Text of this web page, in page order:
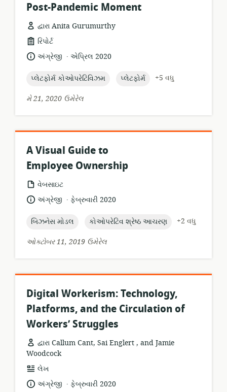
Post-Pandemic Moment
દ્વારા Anita Gurumurthy
સંસાધન
બંધારણ:
રિપોર્ટ
ભાષા:અંગ્રેજી .
પ્રકાશન
એપ્રિલ 2020
topic:
પ્લેટફોર્મ કોઓપરેટિવિઝમ topic:
પ્લેટફોર્મ
+5 વધુ
મે 21, 2020 ઉમેરેલ
A Visual Guide to
Employee Ownership
સંસાધન
બંધારણ:
વેબસાઇટ
ભાષા:અંગ્રેજી .
પ્રકાશન
ફેબ્રુવારી 2020
topic:
બિઝનેસ મોડલ topic:
કોઓપરેટિવ શ્રેષ્ઠ આચરણ
+2 વધુ
ઓક્ટોબર 11, 2019 ઉમેરેલ
Digital Workerism: Technology,
Platforms, and the Circulation of
Workers’ Struggles
દ્વારા Callum Cant, Sai Englert , and Jamie
Woodcock
સંસાધન
બંધારણ:
લેખ
ભાષા:અંગ્રેજી .
પ્રકાશન
ફેબ્રુવારી 2020